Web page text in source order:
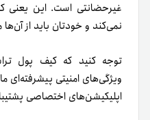
غیرحضانتی است. این یعنی
نمی‌کند و خودتان باید از
توجه کنید که کیف پول
ویژگی‌های امنیتی پیشرفته‌ای
اپلیکیشن‌های اختصاصی